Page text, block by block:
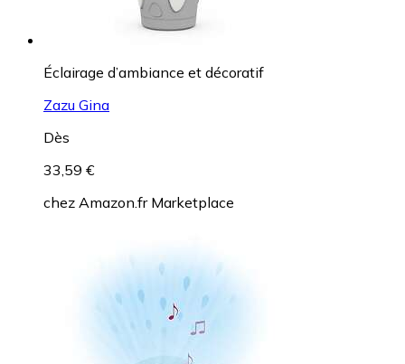
Éclairage d’ambiance et décoratif
Zazu Gina
Dès
33,59 €
chez Amazon.fr Marketplace